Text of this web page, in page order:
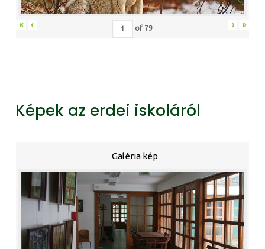
« ‹ of 79 › »
Képek az erdei iskoláról
Galéria kép